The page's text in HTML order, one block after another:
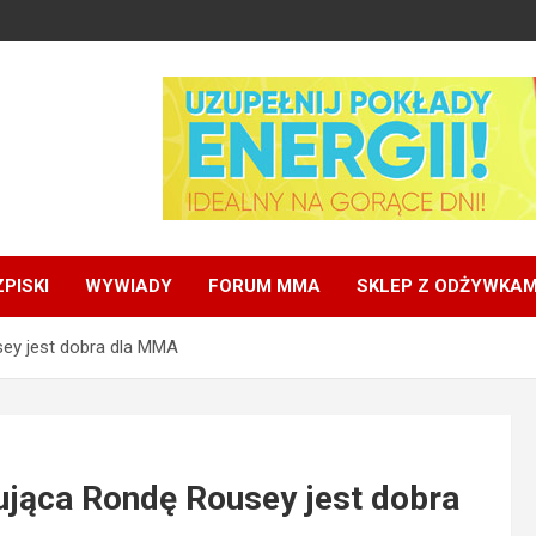
WYWIADY FORUM MMA SKLEP Z
jest dobra dla MMA
Rondę Rousey jest dobra